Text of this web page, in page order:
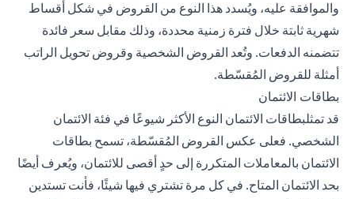
والموافقة عليه، ويُسدد هذا النوع من القروض في شكل أقساط
شهرية ثابتة خلال فترة زمنية محددة، وذلك مقابل سعر فائدة
تتضمنه الدفعات. وتُعد القروض الشخصية وقروض تحويل الراتب
أمثلة للقروض المُقسّطة.
بطاقات الائتمان
قد تمثلبطاقات الائتمان النوع الأكثر شيوعًا في فئة الائتمان
الشخصي. فعلى عكس القروض المُقسّطة، تسمح بطاقات
الائتمان بالمعاملات المتكررة إلى حدٍ أقصى للائتمان، ويُعرف أيضًا
بحد الائتمان المتاح. في كل مرة تشتري فيها شيئًا، فأنت تستدين